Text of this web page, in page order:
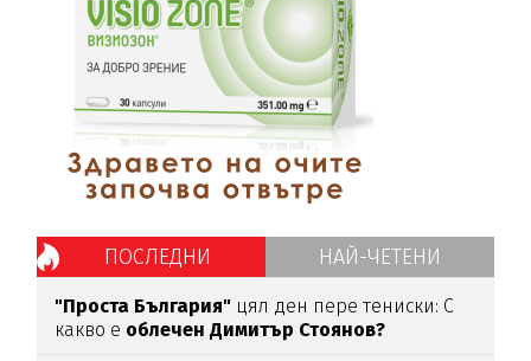
ПОСЛЕДНИ НАЙ-ЧЕТЕНИ
"Проста България" цял ден пере тениски: С
какво е облечен Димитър Стоянов?